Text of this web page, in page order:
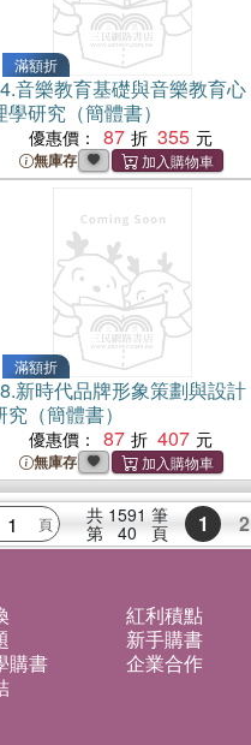
滿額折
音樂教育基礎與音樂教育心
學研究（簡體書）
優惠價： 87 355
無庫存
滿額折
新時代品牌形象策劃與設計
究（簡體書）
優惠價： 87 407
無庫存
共 1591 筆
第 40 頁 1 2
紅利積點
新手購書
購書
企業合作